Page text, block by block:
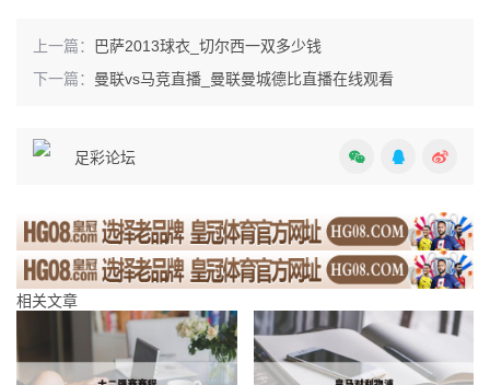
上一篇：
巴萨2013球衣_切尔西一双多少钱
下一篇： 曼联vs马竞直播_曼联曼城德比直播在线观看
足彩论坛
相关文章